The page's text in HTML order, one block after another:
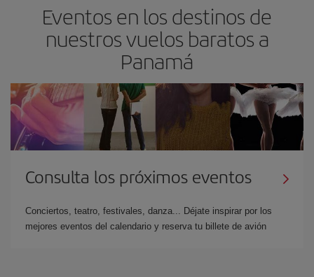
Eventos en los destinos de
nuestros vuelos baratos a
Panam
Consulta los próximos eventos
Conciertos, teatro, festivales, danza... Déjate inspirar por los
mejores eventos del calendario y reserva tu billete de avión